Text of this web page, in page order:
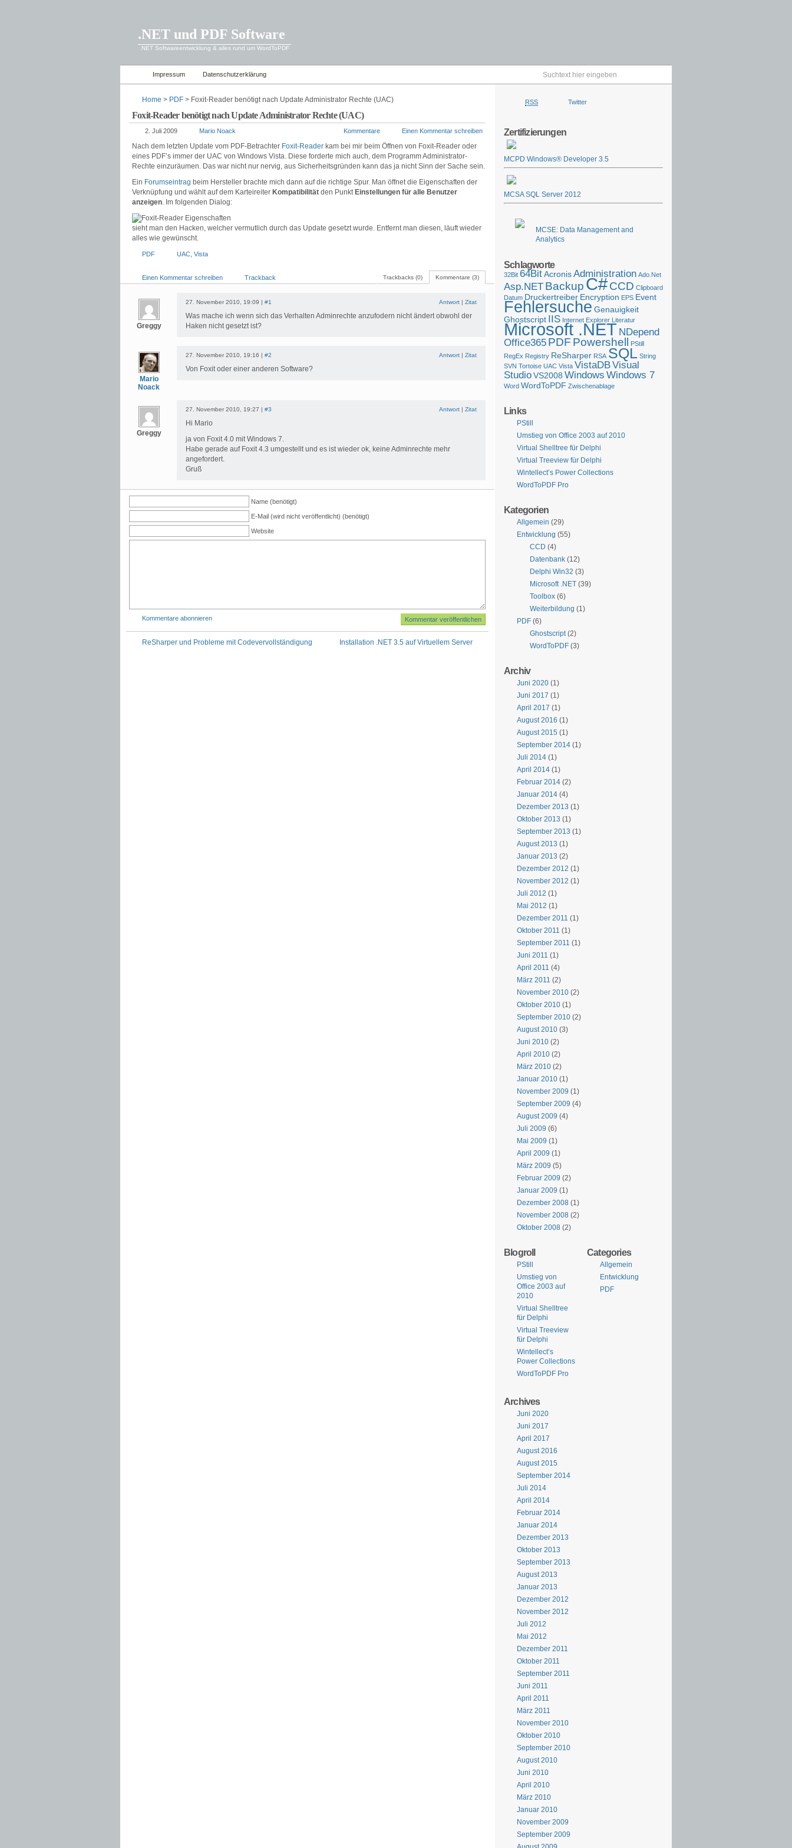
.NET und PDF Software
.NET Softwareentwicklung & alles rund um WordToPDF
Impressum Datenschutzerklärung
Home > PDF > Foxit-Reader benötigt nach Update Administrator Rechte (UAC)
Foxit-Reader benötigt nach Update Administrator Rechte (UAC)
2. Juli 2009 Mario Noack Einen Kommentar schreiben
Kommentare
Nach dem letzten Update vom PDF-Betrachter Foxit-Reader kam bei mir beim Öffnen von Foxit-Reader oder
eines PDF’s immer der UAC von Windows Vista. Diese forderte mich auch, dem Programm Administrator-
Rechte einzuräumen. Das war nicht nur nervig, aus Sicherheitsgründen kann das ja nicht Sinn der Sache sein.
Ein Forumseintrag beim Hersteller brachte mich dann auf die richtige Spur. Man öffnet die Eigenschaften der
Verknüpfung und wählt auf dem Karteireiter Kompatibilität den Punkt Einstellungen für alle Benutzer
anzeigen. Im folgenden Dialog:
sieht man den Hacken, welcher vermutlich durch das Update gesetzt wurde. Entfernt man diesen, läuft wieder
alles wie gewünscht.
PDF UAC Vista
Kommentare (3)
Trackbacks (0)
Einen Kommentar schreiben Trackback
Greggy
27. November 2010, 19:09 | #1 Antwort | Zitat
Was mache ich wenn sich das Verhalten Adminrechte anzufodern nicht ändert obwohl der
Haken nicht gesetzt ist?
Mario
Noack
27. November 2010, 19:16 | #2 Antwort | Zitat
Von Foxit oder einer anderen Software?
Greggy
27. November 2010, 19:27 | #3 Antwort | Zitat
Hi Mario
ja von Foxit 4.0 mit Windows 7.
Habe gerade auf Foxit 4.3 umgestellt und es ist wieder ok, keine Adminrechte mehr
angefordert.
Gruß
Name (benötigt)
E-Mail (wird nicht veröffentlicht) (benötigt)
Website
Kommentare abonnieren
ReSharper und Probleme mit Codevervollständigung Installation .NET 3.5 auf Virtuellem Server
RSS Twitter
Zertifizierungen
MCPD Windows® Developer 3.5
MCSA SQL Server 2012
MCSE: Data Management and
Analytics
Schlagworte
32Bit 64BitAcronisAdministration Ado.Net
Asp.NET BackupC#CCD Clipboard
Datum Druckertreiber Encryption EPS Event
Fehlersuche Genauigkeit
Ghostscript IIS Internet Explorer Literatur
Microsoft .NET NDepend
Office365 PDF Powershell
PStill
RegEx Registry ReSharper RSA SQL String
SVN Tortoise UAC Vista VistaDBVisual
StudioVS2008 Windows Windows 7
Word WordToPDF Zwischenablage
Links
PStill
Umstieg von Office 2003 auf 2010
Virtual Shelltree für Delphi
Virtual Treeview für Delphi
Wintellect’s Power Collections
WordToPDF Pro
Kategorien
Allgemein (29)
Entwicklung (55)
CCD (4)
Datenbank (12)
Delphi Win32 (3)
Microsoft .NET (39)
Toolbox (6)
Weiterbildung (1)
PDF (6)
Ghostscript(2)
WordToPDF (3)
Archiv
Juni 2020 (1)
Juni 2017 (1)
April 2017 (1)
August 2016 (1)
August 2015 (1)
September 2014 (1)
Juli 2014 (1)
April 2014 (1)
Februar 2014 (2)
Januar 2014 (4)
Dezember 2013 (1)
Oktober 2013 (1)
September 2013 (1)
August 2013 (1)
Januar 2013 (2)
Dezember 2012 (1)
November 2012 (1)
Juli 2012 (1)
Mai 2012 (1)
Dezember 2011 (1)
Oktober 2011 (1)
September 2011 (1)
Juni 2011 (1)
April 2011 (4)
März 2011 (2)
November 2010 (2)
Oktober 2010 (1)
September 2010 (2)
August 2010 (3)
Juni 2010 (2)
April 2010 (2)
März 2010 (2)
Januar 2010 (1)
November 2009 (1)
September 2009 (4)
August 2009 (4)
Juli 2009 (6)
Mai 2009 (1)
April 2009 (1)
März 2009 (5)
Februar 2009 (2)
Januar 2009 (1)
Dezember 2008 (1)
November 2008 (2)
Oktober 2008 (2)
Categories
Allgemein
Entwicklung
PDF
Blogroll
PStill
Umstieg von
Office 2003 auf
2010
Virtual Shelltree
für Delphi
Virtual Treeview
für Delphi
Wintellect’s
Power Collections
WordToPDF Pro
Archives
Juni 2020
Juni 2017
April 2017
August 2016
August 2015
September 2014
Juli 2014
April 2014
Februar 2014
Januar 2014
Dezember 2013
Oktober 2013
September 2013
August 2013
Januar 2013
Dezember 2012
November 2012
Juli 2012
Mai 2012
Dezember 2011
Oktober 2011
September 2011
Juni 2011
April 2011
März 2011
November 2010
Oktober 2010
September 2010
August 2010
Juni 2010
April 2010
März 2010
Januar 2010
November 2009
September 2009